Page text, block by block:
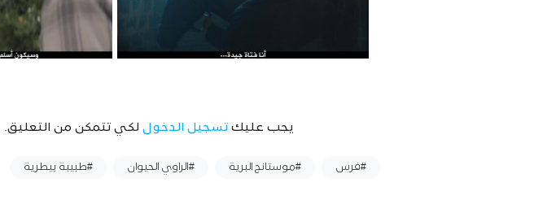
يجب عليك تسجيل الدخول لكي تتمكن من التعليق.
#فرس #موستانج البرية #الراوي الحيوان #طبيبة بيطرية